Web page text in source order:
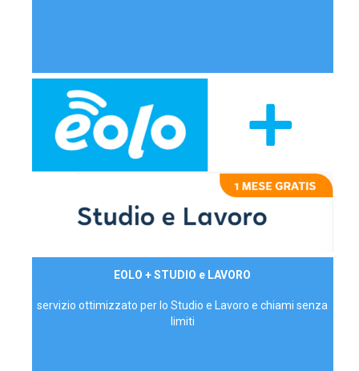
EOLO + STUDIO e LAVORO
servizio ottimizzato per lo Studio e Lavoro e chiami senza
limiti